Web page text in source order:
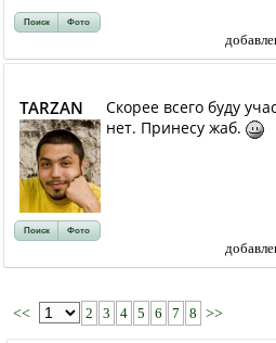
Поиск Фото
ТАRZAN
Скорее всего буду
нет. Принесу жаб.
Поиск Фото
<< 2 3 4 5 6 7 8 >>